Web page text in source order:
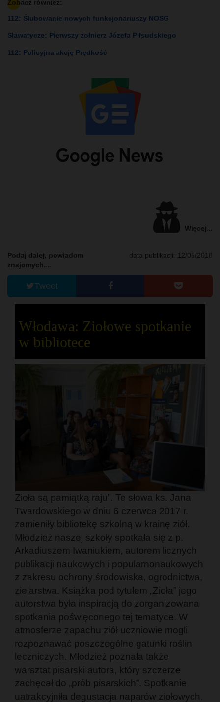
Zobacz również:
112: Ślubowanie nowych funkcjonariuszy NOSG
Sławatycze: Pierwszy żołnierz Józefa Piłsudskiego
112: Policyjna akcję Prędkość
Więcej...
data publikacji: 12/05/2018
Podaj dalej, powiadom
znajomych....
Tweet
Włodawa: Ziołowe spotkanie
w bibliotece
Zioła są pamiątką raju”. Te słowa ks. Jana
Twardowskiego w dniu 6 czerwca 2017 r.
zamieniły bibliotekę szkolną w krainę ziół.
Młodzież naszej szkoły spotkała się z p.
Arkadiuszem Iwaniukiem, autorem licznych
publikacji naukowych i popularnonaukowych
z zakresu ochrony środowiska, ogrodnictwa,
zielarstwa. Książka pod tytułem „Zioła” jego
autorstwa była inspiracją do zorganizowana
spotkania poświęconego tej tematyce. W
atmosferze zapachu ziół uczniowie mogli
rozpoznawać poszczególne gatunki roślin
leczniczych. Młodzież poznała także
warsztat pisarski autora, który szczerze
zachęcał do „prób pisarskich”. Spotkanie
uatrakcyjniła degustacja naparów ziołowych.